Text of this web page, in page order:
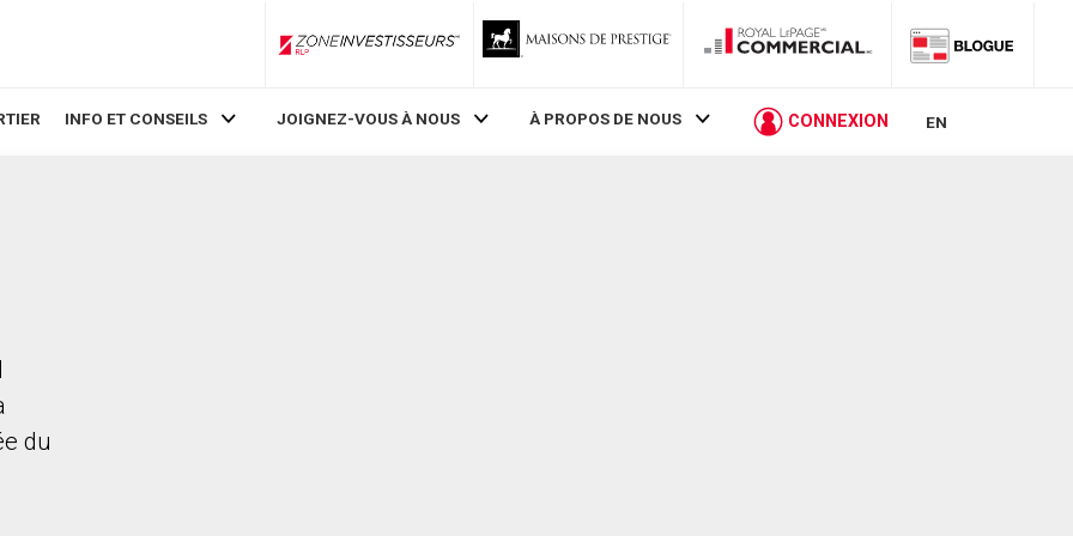
ZoneInvestisseurs RLP
INFO ET CONSEILS JOIGNEZ-VOUS À NOUS À PROPOS DE NOUS CONNEXION EN
du